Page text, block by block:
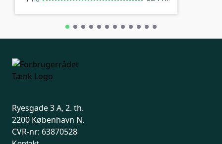
Ryesgade 3 A, 2. th.
2200 København N.
CVR-nr: 63870528